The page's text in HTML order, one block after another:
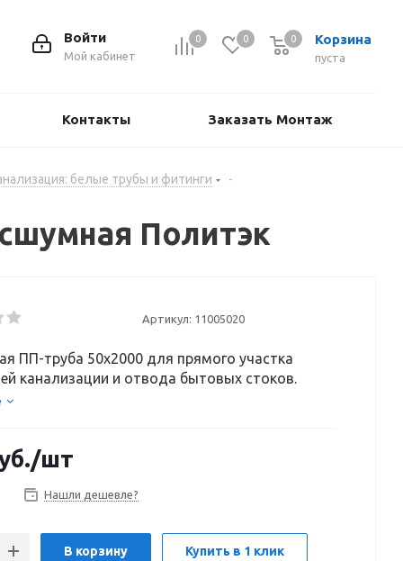
0 0 Корзина
пуста
0
Войти
Мой кабинет
Контакты Заказать Монтаж
белые трубы и фитинги
-
Политэк
Артикул: 11005020
ПП-труба 50х2000 для прямого участка
канализации и отвода бытовых стоков.
/шт
Нашли дешевле?
В корзину Купить в 1 клик